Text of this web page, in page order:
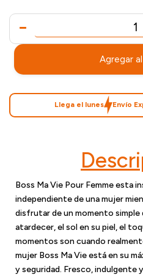
Agregar
Llega el lunes Envío
Boss Ma Vie Pour Femme esta
independiente de una mujer
disfrutar de un momento simple
atardecer, el sol en su piel, el
momentos son cuando
mujer Boss Ma Vie está en su
y seguridad. Fresco,